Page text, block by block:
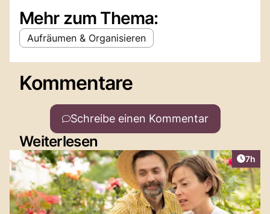
Mehr zum Thema:
Aufräumen & Organisieren
Kommentare
Schreibe einen Kommentar
Weiterlesen
7h